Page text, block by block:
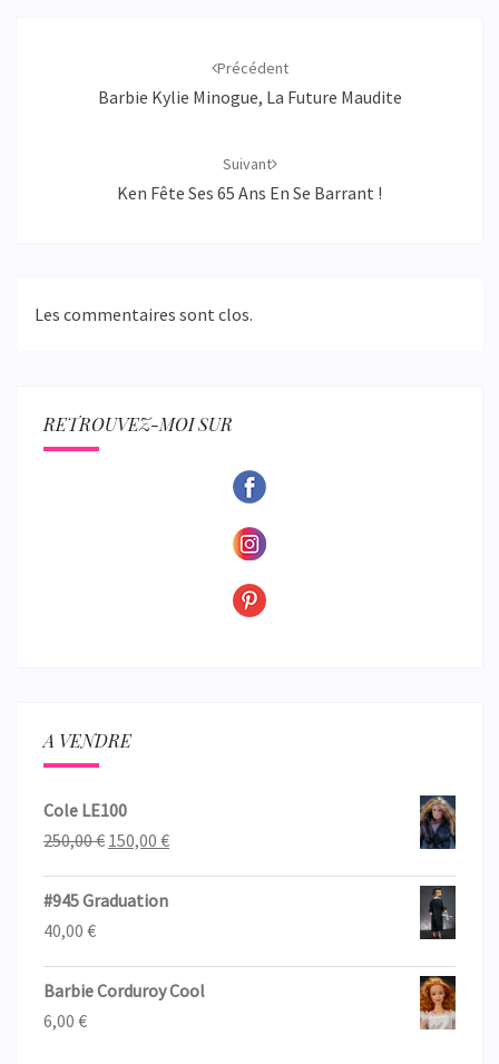
Précédent
Barbie Kylie Minogue, La Future Maudite
Suivant
Ken Fête Ses 65 Ans En Se Barrant !
Les commentaires sont clos.
RETROUVEZ-MOI SUR
A VENDRE
Cole LE100
250,00€ Le
initial
150,00 €Le
#945 Graduation
40,00 €
Barbie Corduroy Cool
6,00 €